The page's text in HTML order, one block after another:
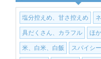
塩分控えめ、甘さ控えめ
具だくさん、カラフル ほ
米、白米、白飯 スパイシー